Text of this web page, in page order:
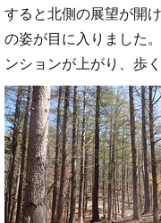
すると北側の展望が開
の姿が目に入りました
ンションが上がり、歩